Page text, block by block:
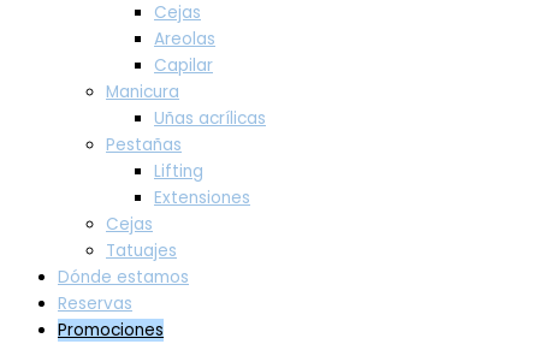
Cejas
Areolas
Capilar
Manicura
Uñas acrílicas
Pestañas
Lifting
Extensiones
Cejas
Tatuajes
Dónde estamos
Reservas
Promociones